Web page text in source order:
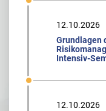
12.10.2026
Grundlagen
Intensiv-
12.10.2026